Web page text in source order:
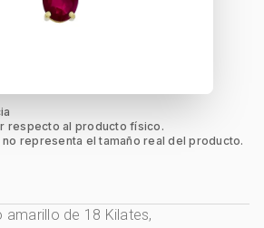
respecto al producto físico.
no representa el tamaño real del producto.
amarillo de 18 Kilates,